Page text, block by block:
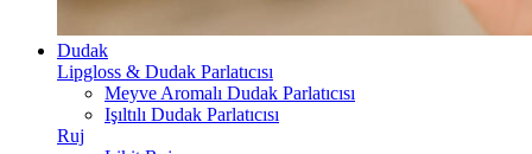
Dudak
Lipgloss & Dudak Parlatıcısı
Meyve Aromalı Dudak Parlatıcısı
Işıltılı Dudak Parlatıcısı
Ruj